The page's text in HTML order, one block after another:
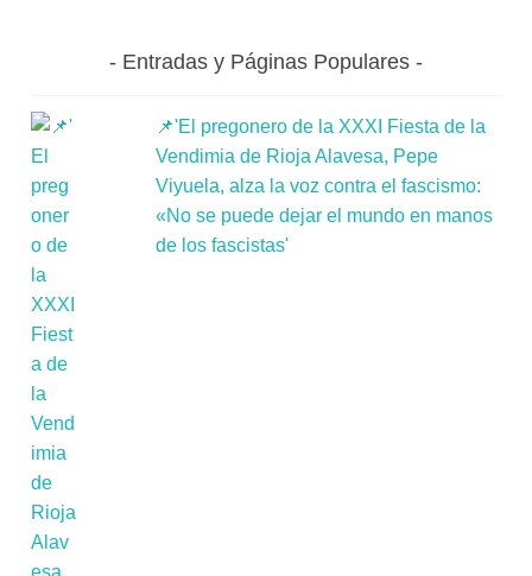
Entradas y Páginas Populares
📌'El pregonero de la XXXI Fiesta de la
Vendimia de Rioja Alavesa, Pepe
Viyuela, alza la voz contra el fascismo:
«No se puede dejar el mundo en manos
de los fascistas'